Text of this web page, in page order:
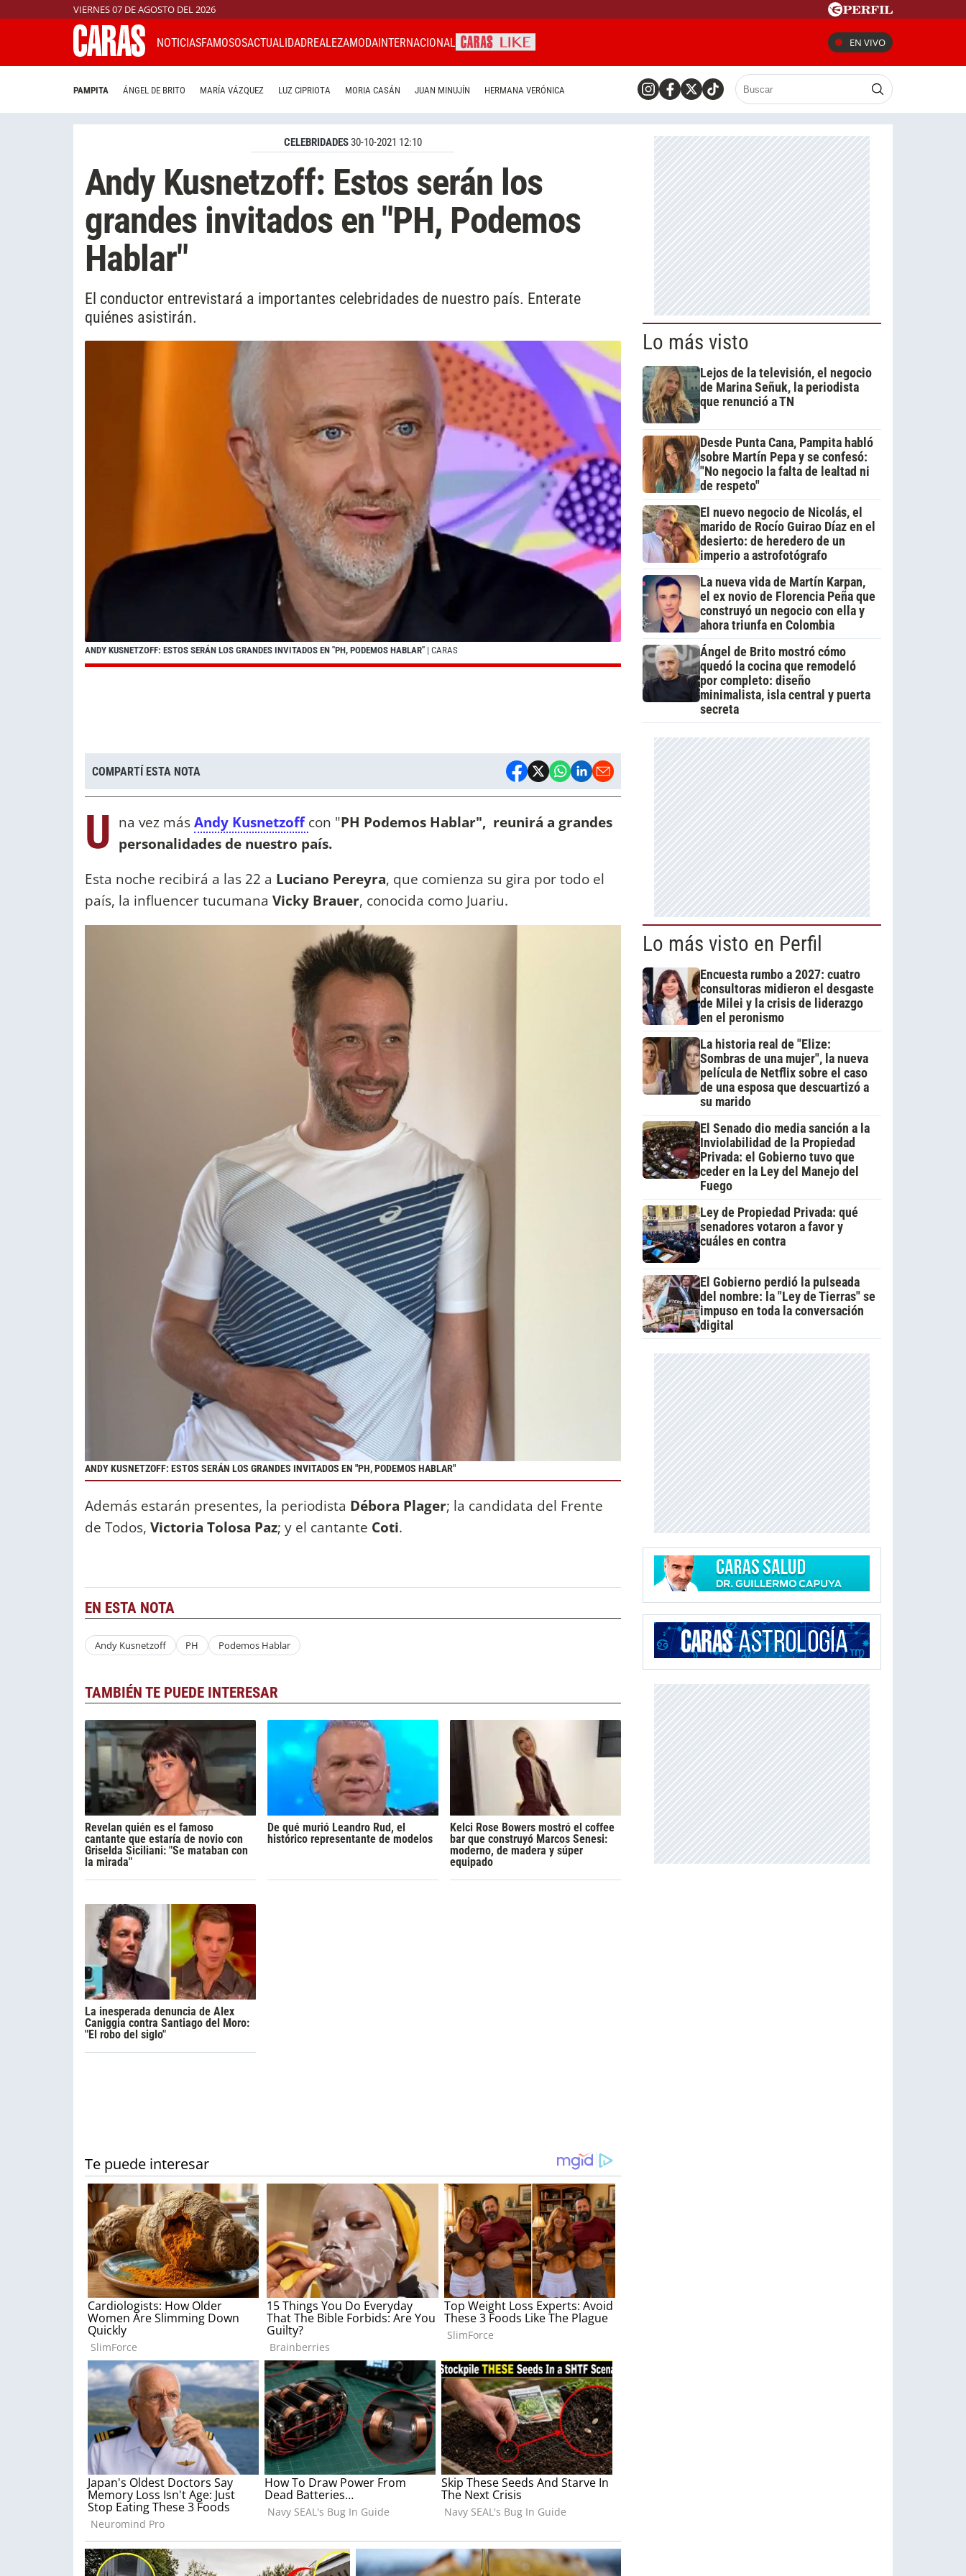
VIERNES 07 DE AGOSTO DEL 2026
NOTICIASFAMOSOSACTUALIDADREALEZAMODAINTERNACIONAL EN VIVO
PAMPITA ÁNGEL DE BRITO MARÍA VÁZQUEZ LUZ CIPRIOTA MORIA CASÁN JUAN MINUJÍN HERMANA VERÓNICA
CELEBRIDADES30-10-2021 12:10
Andy Kusnetzoff: Estos serán los
grandes invitados en "PH, Podemos
Hablar"
El conductor entrevistará a importantes celebridades de nuestro país. Enterate
quiénes asistirán.
ANDY KUSNETZOFF: ESTOS SERÁN LOS GRANDES INVITADOS EN "PH, PODEMOS HABLAR" | CARAS
COMPARTÍ ESTA NOTA
U na vez másAndy Kusnetzoffcon "PH Podemos Hablar", reunirá a grandes
personalidades de nuestro país.
Esta noche recibirá a las 22 a Luciano Pereyra, que comienza su gira por todo el
país, la influencer tucumana Vicky Brauer, conocida como Juariu.
ANDY KUSNETZOFF: ESTOS SERÁN LOS GRANDES INVITADOS EN "PH, PODEMOS HABLAR"
Además estarán presentes, la periodista Débora Plager; la candidata del Frente
de Todos, Victoria Tolosa Paz; y el cantante Coti.
EN ESTA NOTA
Andy Kusnetzoff PH Podemos Hablar
TAMBIÉN TE PUEDE INTERESAR
Revelan quién es el famoso
cantante que estaría de novio con
Griselda Siciliani: "Se mataban con
la mirada"
De qué murió Leandro Rud, el
histórico representante de modelos
Kelci Rose Bowers mostró el coffee
bar que construyó Marcos Senesi:
moderno, de madera y súper
equipado
La inesperada denuncia de Alex
Caniggia contra Santiago del Moro:
"El robo del siglo"
Lo más visto
Lejos de la televisión, el negocio
de Marina Señuk, la periodista
que renunció a TN
Desde Punta Cana, Pampita habló
sobre Martín Pepa y se confesó:
"No negocio la falta de lealtad ni
de respeto"
El nuevo negocio de Nicolás, el
marido de Rocío Guirao Díaz en el
desierto: de heredero de un
imperio a astrofotógrafo
La nueva vida de Martín Karpan,
el ex novio de Florencia Peña que
construyó un negocio con ella y
ahora triunfa en Colombia
Ángel de Brito mostró cómo
quedó la cocina que remodeló
por completo: diseño
minimalista, isla central y puerta
secreta
Lo más visto en Perfil
Encuesta rumbo a 2027: cuatro
consultoras midieron el desgaste
de Milei y la crisis de liderazgo
en el peronismo
La historia real de "Elize:
Sombras de una mujer", la nueva
película de Netflix sobre el caso
de una esposa que descuartizó a
su marido
El Senado dio media sanción a la
Inviolabilidad de la Propiedad
Privada: el Gobierno tuvo que
ceder en la Ley del Manejo del
Fuego
Ley de Propiedad Privada: qué
senadores votaron a favor y
cuáles en contra
El Gobierno perdió la pulseada
del nombre: la "Ley de Tierras" se
impuso en toda la conversación
digital